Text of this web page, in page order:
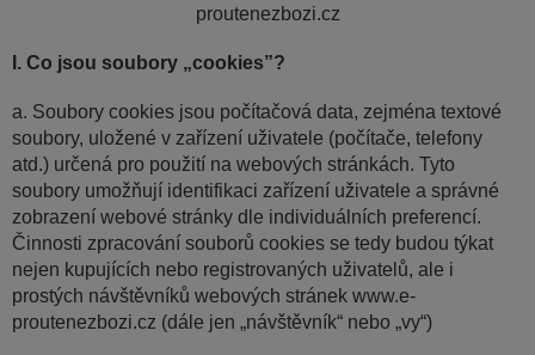
proutenezbozi.cz
I. Co jsou soubory „cookies”?
a. Soubory cookies jsou počítačová data, zejména textové
soubory, uložené v zařízení uživatele (počítače, telefony
atd.) určená pro použití na webových stránkách. Tyto
soubory umožňují identifikaci zařízení uživatele a správné
zobrazení webové stránky dle individuálních preferencí.
Činnosti zpracování souborů cookies se tedy budou týkat
nejen kupujících nebo registrovaných uživatelů, ale i
prostých návštěvníků webových stránek www.e-
proutenezbozi.cz (dále jen „návštěvník“ nebo „vy“)